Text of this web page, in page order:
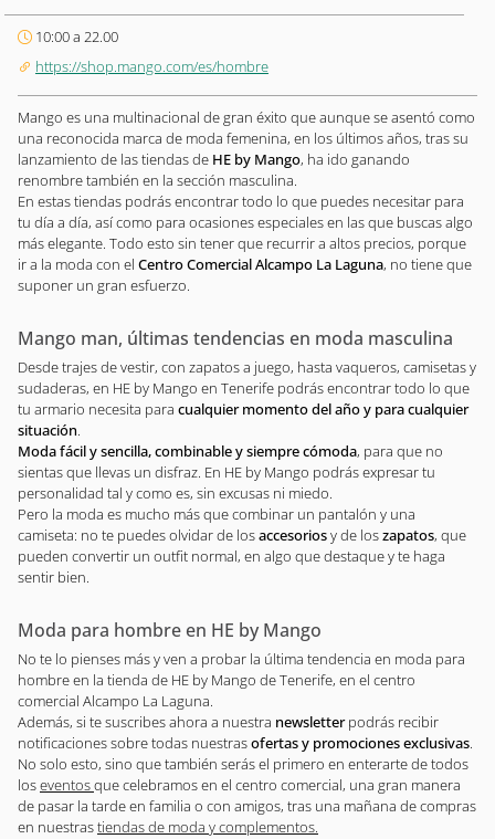
10:00 a 22.00
https://shop.mango.com/es/hombre
Mango es una multinacional de gran éxito que aunque se asentó como
una reconocida marca de moda femenina, en los últimos años, tras su
lanzamiento de las tiendas de HE by Mango, ha ido ganando
renombre también en la sección masculina.
En estas tiendas podrás encontrar todo lo que puedes necesitar para
tu día a día, así como para ocasiones especiales en las que buscas algo
más elegante. Todo esto sin tener que recurrir a altos precios, porque
ir a la moda con el Centro Comercial Alcampo La Laguna, no tiene que
suponer un gran esfuerzo.
Mango man, últimas tendencias en moda masculina
Desde trajes de vestir, con zapatos a juego, hasta vaqueros, camisetas y
sudaderas, en HE by Mango en Tenerife podrás encontrar todo lo que
tu armario necesita para cualquier momento del año y para cualquier
situación.
Moda fácil y sencilla, combinable y siempre cómoda, para que no
sientas que llevas un disfraz. En HE by Mango podrás expresar tu
personalidad tal y como es, sin excusas ni miedo.
Pero la moda es mucho más que combinar un pantalón y una
camiseta: no te puedes olvidar de losaccesoriosy de loszapatos, que
pueden convertir un outfit normal, en algo que destaque y te haga
sentir bien.
Moda para hombre en HE by Mango
No te lo pienses más y ven a probar la última tendencia en moda para
hombre en la tienda de HE by Mango de Tenerife, en el centro
comercial Alcampo La Laguna.
Además, si te suscribes ahora a nuestra newsletterpodrás recibir
notificaciones sobre todas nuestrasofertas y promociones exclusivas.
No solo esto, sino que también serás el primero en enterarte de todos
loseventosque celebramos en el centro comercial, una gran manera
de pasar la tarde en familia o con amigos, tras una mañana de compras
en nuestrastiendas de moda y complementos.